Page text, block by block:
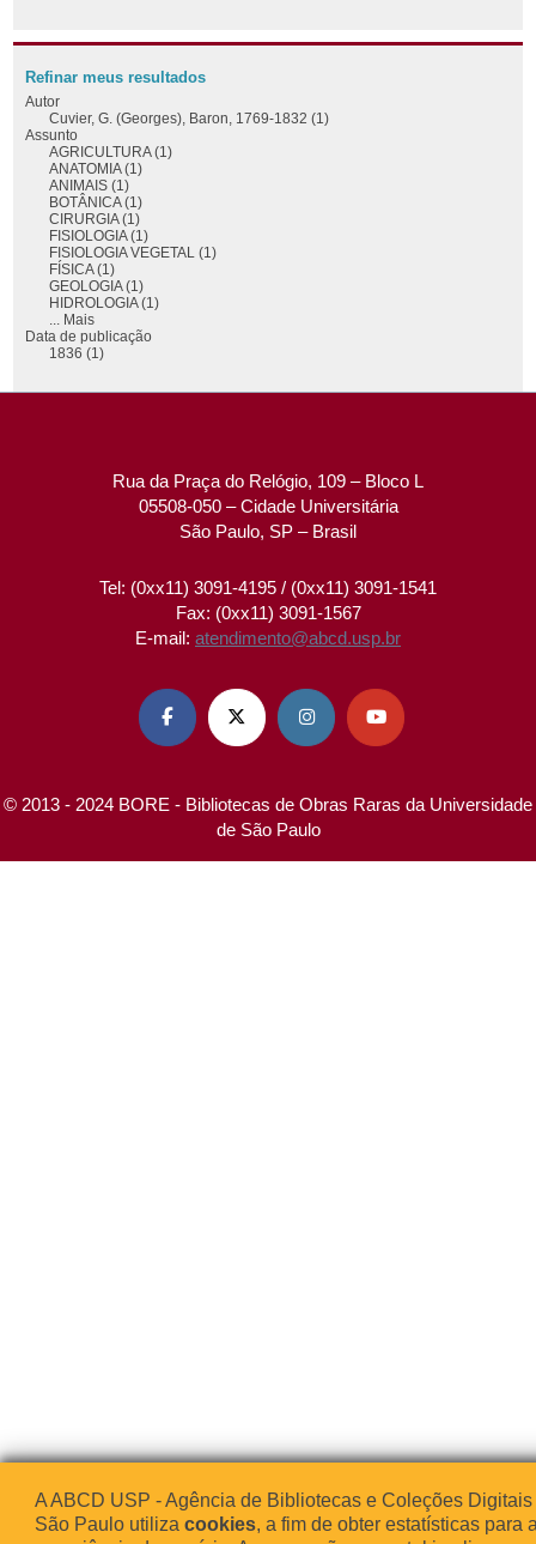
Refinar meus resultados
Autor
Cuvier, G. (Georges), Baron, 1769-1832 (1)
Assunto
AGRICULTURA (1)
ANATOMIA (1)
ANIMAIS (1)
BOTÂNICA (1)
CIRURGIA (1)
FISIOLOGIA (1)
FISIOLOGIA VEGETAL (1)
FÍSICA (1)
GEOLOGIA (1)
HIDROLOGIA (1)
... Mais
Data de publicação
1836 (1)
Rua da Praça do Relógio, 109 – Bloco L
05508-050 – Cidade Universitária
São Paulo, SP – Brasil
Tel: (0xx11) 3091-4195 / (0xx11) 3091-1541
Fax: (0xx11) 3091-1567
E-mail: atendimento@abcd.usp.br
   
© 2013 - 2024 BORE - Bibliotecas de Obras Raras da Universidade
de São Paulo
A ABCD USP - Agência de Bibliotecas e Coleções
São Paulo utiliza cookies, a fim de obter estatísticas para